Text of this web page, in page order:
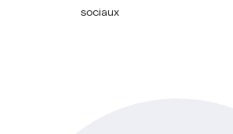
sociaux